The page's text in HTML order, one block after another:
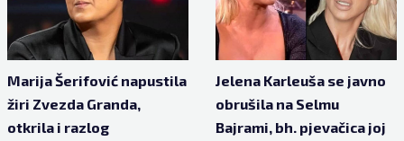
Marija Šerifović napustila
žiri Zvezda Granda,
otkrila i razlog
Jelena Karleuša se javno
obrušila na Selmu
Bajrami, bh. pjevačica joj